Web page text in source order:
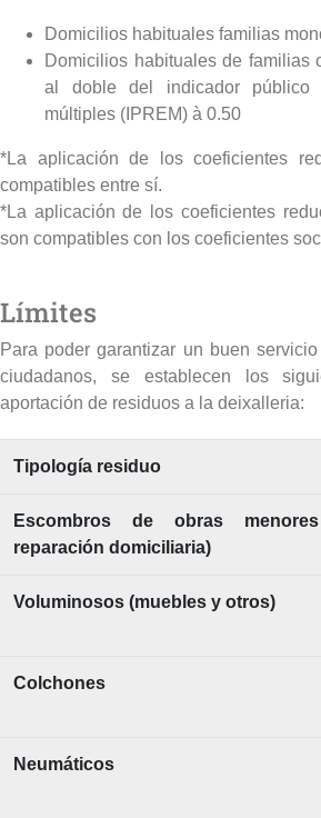
Domicilios habituales familias
Domicilios habituales de familias
al doble del indicador público
múltiples (IPREM) à 0.50
*La aplicación de los coeficientes
compatibles entre sí.
*La aplicación de los coeficientes
son compatibles con los coeficientes
Límites
Para poder garantizar un buen
ciudadanos, se establecen los
aportación de residuos a la deixalleria:
Tipología residuo
Escombros de obras
reparación domiciliaria)
Voluminosos (muebles y otros)
Colchones
Neumáticos